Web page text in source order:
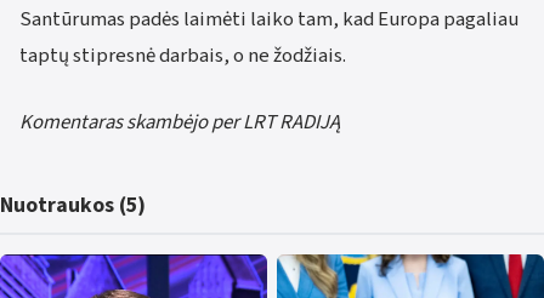
Santūrumas padės laimėti laiko tam, kad Europa pagaliau
taptų stipresnė darbais, o ne žodžiais.
Komentaras skambėjo per LRT RADIJĄ
Nuotraukos (5)